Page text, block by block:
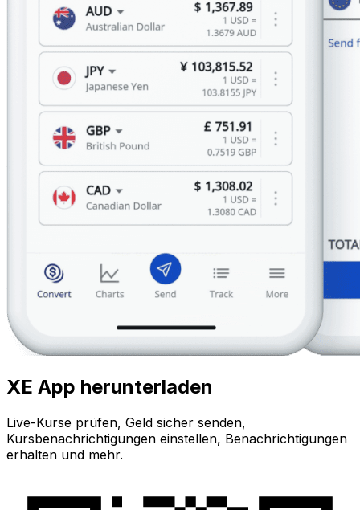
XE App herunterladen
Live-Kurse prüfen, Geld sicher senden,
Kursbenachrichtigungen einstellen, Benachrichtigungen
erhalten und mehr.